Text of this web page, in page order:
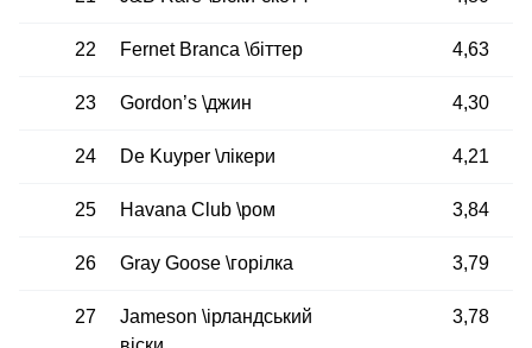
22 Fernet Branca \біттер 4,63
23 Gordon’s \джин 4,30
24 De Kuyper \лікери 4,21
25 Havana Club \ром 3,84
26 Gray Goose \горілка 3,79
27
Jameson \ірландський
3,78